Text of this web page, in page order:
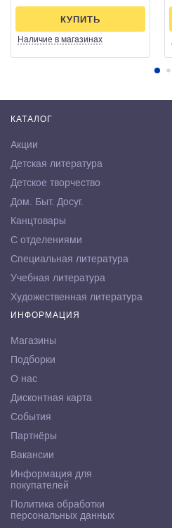
Наличие в магазинах
КУПИТЬ
КАТАЛОГ
Акции
Детская литература
Детское творчество
Дом. Быт. Досуг.
Канцтовары
С отделениями
Специальная литература
Учебная литература
Художественная литература
ИНФОРМАЦИЯ
Магазины
Подборки
О нас
Дисконтная карта
События
Партнёры
Вакансии
Информация для
покупателей
Политика обработки
персональных данных